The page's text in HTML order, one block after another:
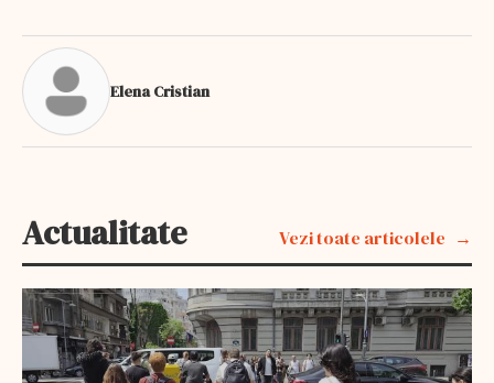
Elena Cristian
Actualitate Vezi toate articolele